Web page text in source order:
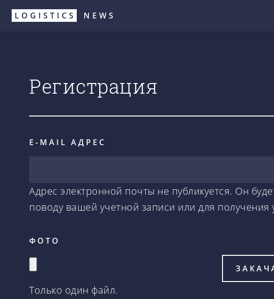
Перейти
LOGISTICS NEWS
Регистрация
E-MAIL АДРЕС
Адрес электронной почты не публикуется. Он
поводу вашей учетной записи или для получения
ФОТО
Только один файл.